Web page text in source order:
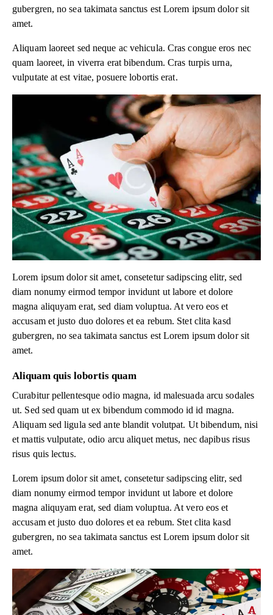
gubergren, no sea takimata sanctus est Lorem ipsum dolor sit
amet.
Aliquam laoreet sed neque ac vehicula. Cras congue eros nec
quam laoreet, in viverra erat bibendum. Cras turpis urna,
vulputate at est vitae, posuere lobortis erat.
Lorem ipsum dolor sit amet, consetetur sadipscing elitr, sed
diam nonumy eirmod tempor invidunt ut labore et dolore
magna aliquyam erat, sed diam voluptua. At vero eos et
accusam et justo duo dolores et ea rebum. Stet clita kasd
gubergren, no sea takimata sanctus est Lorem ipsum dolor sit
amet.
Aliquam quis lobortis quam
Curabitur pellentesque odio magna, id malesuada arcu sodales
ut. Sed sed quam ut ex bibendum commodo id id magna.
Aliquam sed ligula sed ante blandit volutpat. Ut bibendum, nisi
et mattis vulputate, odio arcu aliquet metus, nec dapibus risus
risus quis lectus.
Lorem ipsum dolor sit amet, consetetur sadipscing elitr, sed
diam nonumy eirmod tempor invidunt ut labore et dolore
magna aliquyam erat, sed diam voluptua. At vero eos et
accusam et justo duo dolores et ea rebum. Stet clita kasd
gubergren, no sea takimata sanctus est Lorem ipsum dolor sit
amet.